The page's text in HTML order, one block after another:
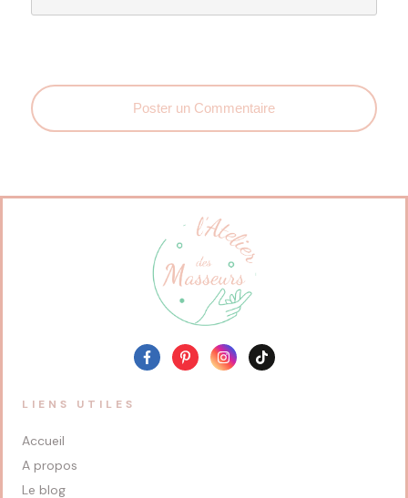
Poster un Commentaire
LIENS UTILES
Accueil
A propos
Le blog